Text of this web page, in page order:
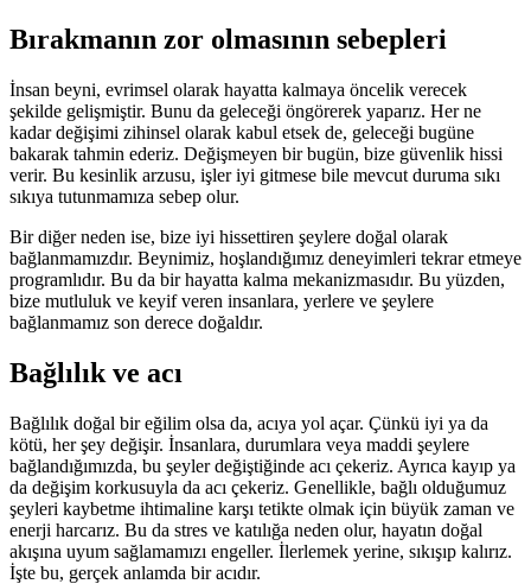
Bırakmanın zor olmasının sebepleri
İnsan beyni, evrimsel olarak hayatta kalmaya öncelik verecek
şekilde gelişmiştir. Bunu da geleceği öngörerek yaparız. Her ne
kadar değişimi zihinsel olarak kabul etsek de, geleceği bugüne
bakarak tahmin ederiz. Değişmeyen bir bugün, bize güvenlik hissi
verir. Bu kesinlik arzusu, işler iyi gitmese bile mevcut duruma sıkı
sıkıya tutunmamıza sebep olur.
Bir diğer neden ise, bize iyi hissettiren şeylere doğal olarak
bağlanmamızdır. Beynimiz, hoşlandığımız deneyimleri tekrar etmeye
programlıdır. Bu da bir hayatta kalma mekanizmasıdır. Bu yüzden,
bize mutluluk ve keyif veren insanlara, yerlere ve şeylere
bağlanmamız son derece doğaldır.
Bağlılık ve acı
Bağlılık doğal bir eğilim olsa da, acıya yol açar. Çünkü iyi ya da
kötü, her şey değişir. İnsanlara, durumlara veya maddi şeylere
bağlandığımızda, bu şeyler değiştiğinde acı çekeriz. Ayrıca kayıp ya
da değişim korkusuyla da acı çekeriz. Genellikle, bağlı olduğumuz
şeyleri kaybetme ihtimaline karşı tetikte olmak için büyük zaman ve
enerji harcarız. Bu da stres ve katılığa neden olur, hayatın doğal
akışına uyum sağlamamızı engeller. İlerlemek yerine, sıkışıp kalırız.
İşte bu, gerçek anlamda bir acıdır.